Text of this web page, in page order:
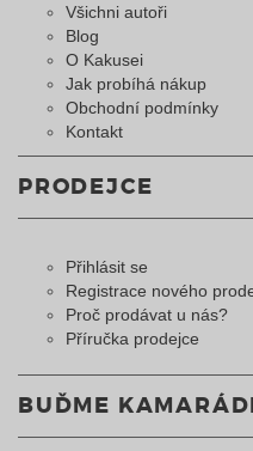
Všichni autoři
Blog
O Kakusei
Jak probíhá nákup
Obchodní podmínky
Kontakt
PRODEJCE
Přihlásit se
Registrace nového
Proč prodávat u nás?
Příručka prodejce
BUĎME